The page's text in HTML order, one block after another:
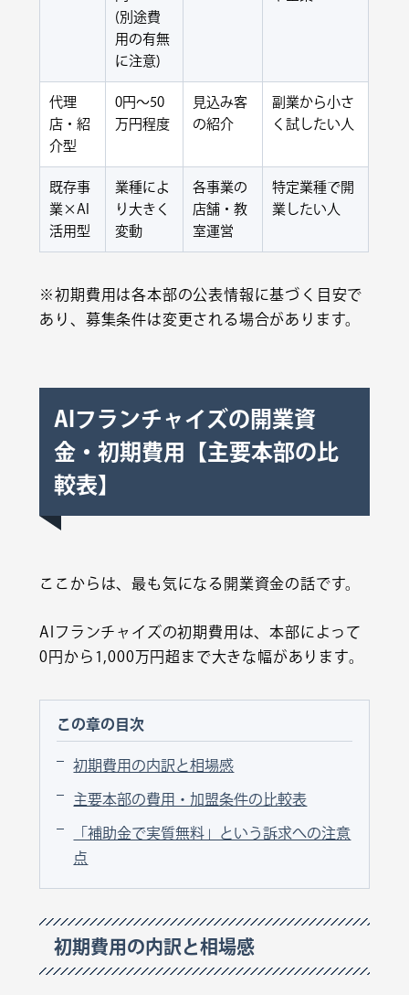
(別途費
用の有無
に注意)
代理
店・紹
介型
0円〜50
万円程度
見込み客
の紹介
副業から小さ
く試したい人
既存事
業×AI
活用型
業種によ
り大きく
変動
各事業の
店舗・教
室運営
特定業種で開
業したい人
※初期費用は各本部の公表情報に基づく目安で
あり、募集条件は変更される場合があります。
AIフランチャイズの開業資
金・初期費用【主要本部の比
較表】
ここからは、最も気になる開業資金の話です。
AIフランチャイズの初期費用は、本部によって
0円から1,000万円超まで大きな幅があります。
この章の目次
初期費用の内訳と相場感
主要本部の費用・加盟条件の比較表
「補助金で実質無料」という訴求への注意
点
初期費用の内訳と相場感